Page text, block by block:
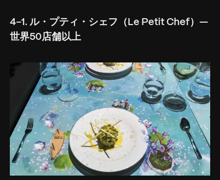
4-1. ル・プティ・シェフ（Le Petit Chef）—
世界50店舗以上